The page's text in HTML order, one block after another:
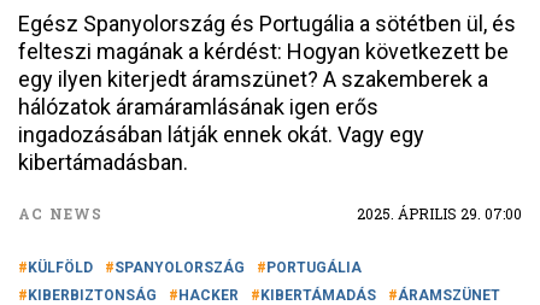
Egész Spanyolország és Portugália a sötétben ül, és
felteszi magának a kérdést: Hogyan következett be
egy ilyen kiterjedt áramszünet? A szakemberek a
hálózatok áramáramlásának igen erős
ingadozásában látják ennek okát. Vagy egy
kibertámadásban.
AC NEWS 2025. ÁPRILIS 29. 07:00
KÜLFÖLD SPANYOLORSZÁG
PORTUGÁLIA
KIBERBIZTONSÁG
HACKER KIBERTÁMADÁS ÁRAMSZÜNET